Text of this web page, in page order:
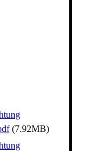
(7.92MB)